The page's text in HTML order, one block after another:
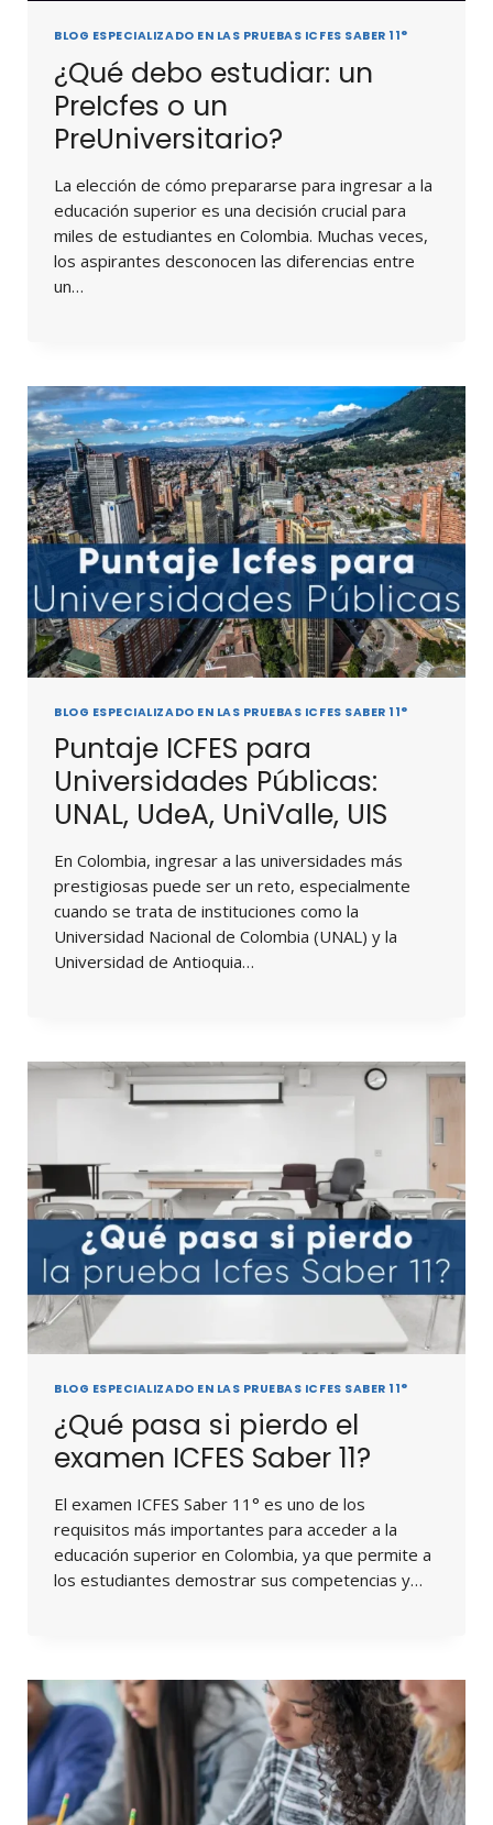
BLOG ESPECIALIZADO EN LAS PRUEBAS ICFES SABER 11°
¿Qué debo estudiar: un
PreIcfes o un
PreUniversitario?
La elección de cómo prepararse para ingresar a la
educación superior es una decisión crucial para
miles de estudiantes en Colombia. Muchas veces,
los aspirantes desconocen las diferencias entre
un…
BLOG ESPECIALIZADO EN LAS PRUEBAS ICFES SABER 11°
Puntaje ICFES para
Universidades Públicas:
UNAL, UdeA, UniValle, UIS
En Colombia, ingresar a las universidades más
prestigiosas puede ser un reto, especialmente
cuando se trata de instituciones como la
Universidad Nacional de Colombia (UNAL) y la
Universidad de Antioquia…
BLOG ESPECIALIZADO EN LAS PRUEBAS ICFES SABER 11°
¿Qué pasa si pierdo el
examen ICFES Saber 11?
El examen ICFES Saber 11° es uno de los
requisitos más importantes para acceder a la
educación superior en Colombia, ya que permite a
los estudiantes demostrar sus competencias y…